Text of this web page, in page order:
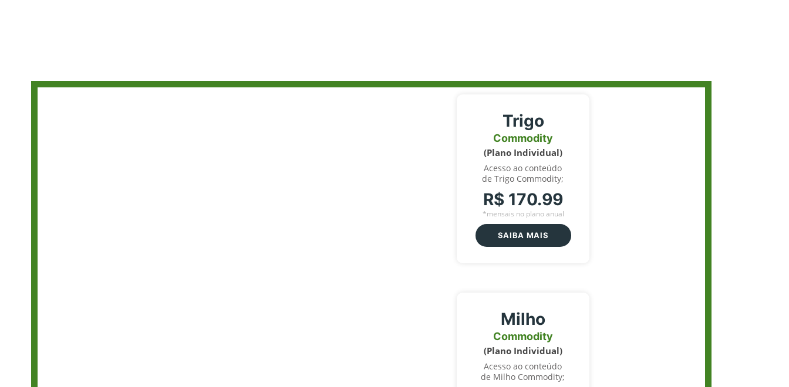
Trigo
Commodity
(Plano Individual)
Acesso ao conteúdo
de Trigo Commodity;
R$ 170.99
*mensais no plano anual
SAIBA MAIS
Milho
Commodity
(Plano Individual)
Acesso ao conteúdo
de Milho Commodity;